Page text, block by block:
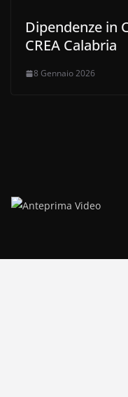
Dipendenze in
CREA Calabria
8 Gennaio 2026